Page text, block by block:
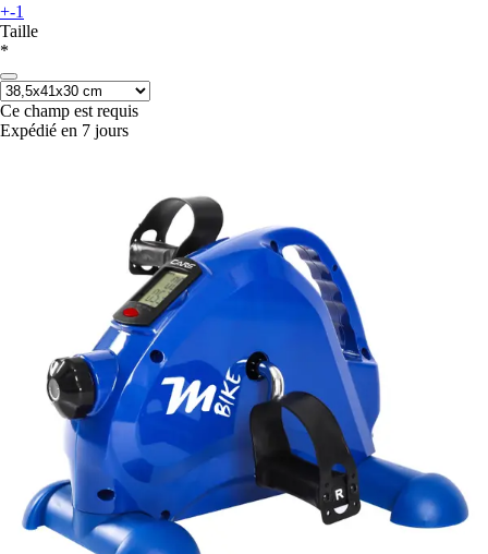
+-1
Taille
*
Ce champ est requis
Expédié en 7 jours